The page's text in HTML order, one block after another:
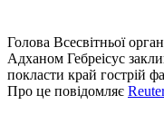
Голова Всесвітньої
Адханом Гебреісус
покласти край гострій
Про це повідомляє